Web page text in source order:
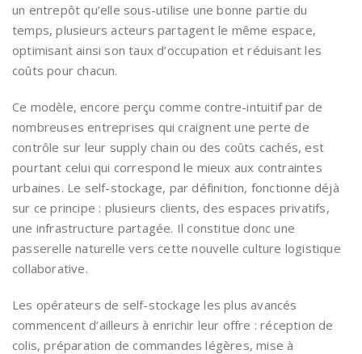
un entrepôt qu’elle sous-utilise une bonne partie du
temps, plusieurs acteurs partagent le même espace,
optimisant ainsi son taux d’occupation et réduisant les
coûts pour chacun.
Ce modèle, encore perçu comme contre-intuitif par de
nombreuses entreprises qui craignent une perte de
contrôle sur leur supply chain ou des coûts cachés, est
pourtant celui qui correspond le mieux aux contraintes
urbaines. Le self-stockage, par définition, fonctionne déjà
sur ce principe : plusieurs clients, des espaces privatifs,
une infrastructure partagée. Il constitue donc une
passerelle naturelle vers cette nouvelle culture logistique
collaborative.
Les opérateurs de self-stockage les plus avancés
commencent d’ailleurs à enrichir leur offre : réception de
colis, préparation de commandes légères, mise à